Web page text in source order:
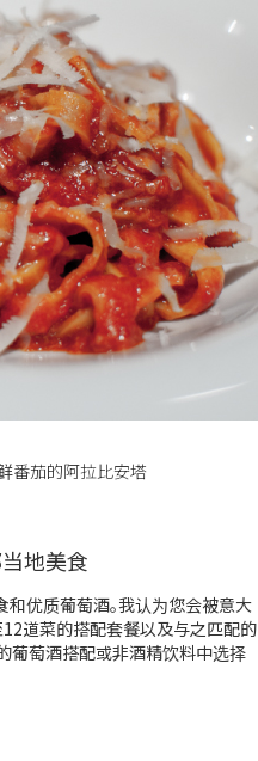
番茄的阿拉比安塔
地美食
优质葡萄酒。我认为您会被意大
道菜的搭配套餐以及与之匹配的
葡萄酒搭配或非酒精饮料中选择